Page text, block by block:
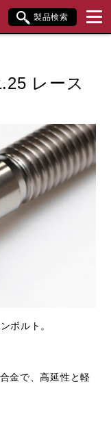
製品検索
ます。
レース
ボルト。
金で、高延性と軽